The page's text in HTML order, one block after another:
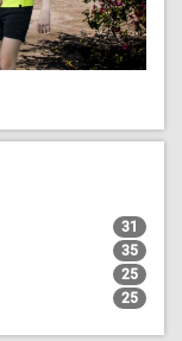
31
35
25
25